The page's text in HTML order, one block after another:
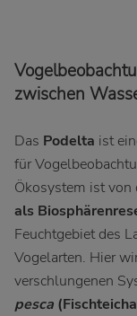
zwischen
Das Podelta ist
für
Ökosystem ist von
als
Feuchtgebiet des
Vogelarten. Hier
verschlungenen
pesca